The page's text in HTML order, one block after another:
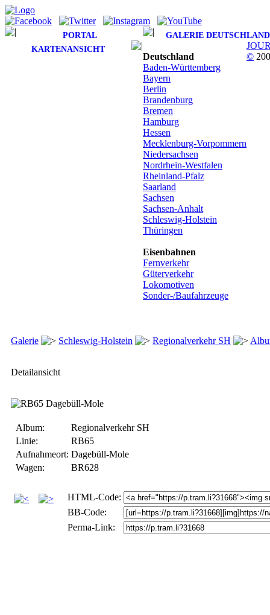
PORTAL
GALERIE DEUTSCHLAND
KARTENANSICHT
Deutschland
Baden-Württemberg
Bayern
Berlin
Brandenburg
Bremen
Hamburg
Hessen
Mecklenburg-Vorpommern
Niedersachsen
Nordrhein-Westfalen
Rheinland-Pfalz
Saarland
Sachsen
Sachsen-Anhalt
Schleswig-Holstein
Thüringen
Eisenbahnen
Fernverkehr
Güterverkehr
Lokomotiven
Sonder-/Baufahrzeuge
Galerie Schleswig-Holstein Regionalverkehr SH
Detailansicht
Album:
Regionalverkehr SH
Linie:
RB65
Aufnahmeort: Dagebüll-Mole
Wagen:
BR628
HTML-Code:
BB-Code:
Perma-Link:
©